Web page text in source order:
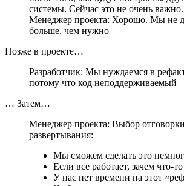
системы. Сейчас это не очень важно.
Менеджер проекта: Хорошо. Мы не
больше, чем нужно
Позже в проекте…
Разработчик: Мы нуждаемся в
потому что код неподдерживаемый
… Затем…
Менеджер проекта: Выбор отговорки
развертывания:
Мы сможем сделать это
Если все работает, зачем что-
У нас нет времени на этот